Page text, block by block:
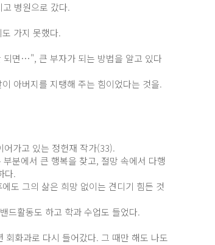
병원으로 갔다.
가지 못했다.
되면…", 큰 부자가 되는 방법을 알고 있다
아버지를 지탱해 주는 힘이었다는 것을.
가고 있는 정헌재 작가(33).
분에서 큰 행복을 찾고, 절망 속에서 다행
다.
도 그의 삶은 희망 없이는 견디기 힘든 것
드활동도 하고 학과 수업도 들었다.
화과로 다시 들어갔다. 그 때만 해도 나도